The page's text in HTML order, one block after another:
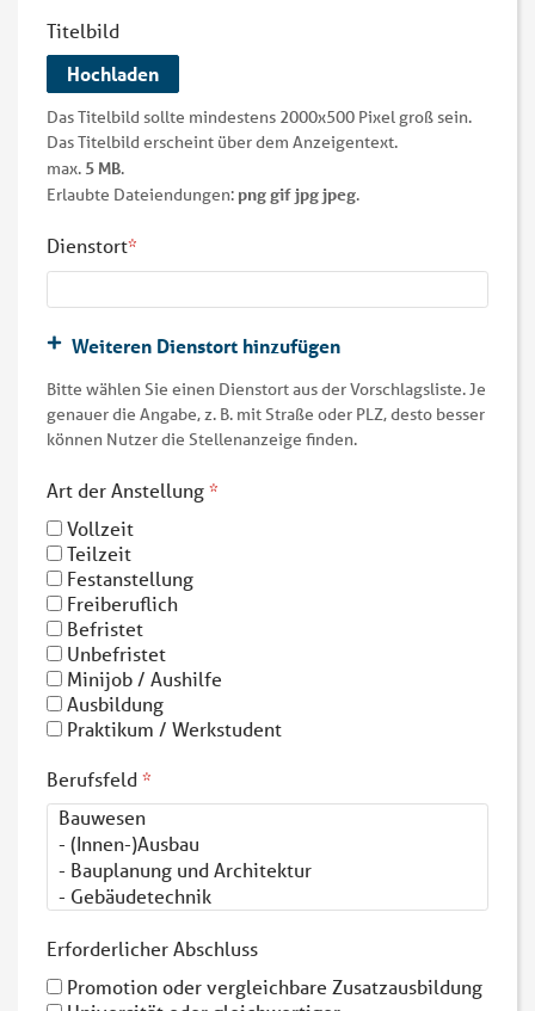
Titelbild
Hochladen
Das Titelbild sollte mindestens 2000x500 Pixel groß sein.
Das Titelbild erscheint über dem Anzeigentext.
max. 5 MB.
Erlaubte Dateiendungen: png gif jpg jpeg.
Dienstort*
Bitte wählen Sie einen Dienstort aus der Vorschlagsliste. Je
genauer die Angabe, z. B. mit Straße oder PLZ, desto besser
können Nutzer die Stellenanzeige finden.
Art der Anstellung*
Vollzeit
Teilzeit
Festanstellung
Freiberuflich
Befristet
Unbefristet
Minijob / Aushilfe
Ausbildung
Praktikum / Werkstudent
Berufsfeld *
Erforderlicher Abschluss
Promotion oder vergleichbare Zusatzausbildung